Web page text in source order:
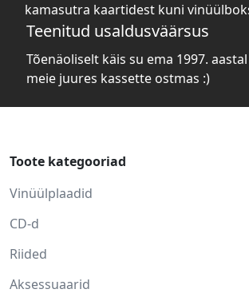
kamasutra kaartidest kuni
Teenitud usaldusväärsus
Tõenäoliselt käis su ema 1997.
meie juures kassette ostmas :)
Toote kategooriad
Vinüülplaadid
CD-d
Riided
Aksessuaarid